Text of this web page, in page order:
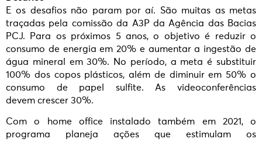
E os desafios não param por aí. São muitas as metas
traçadas pela comissão da A3P da Agência das Bacias
PCJ. Para os próximos 5 anos, o objetivo é reduzir o
consumo de energia em 20% e aumentar a ingestão de
água mineral em 30%. No período, a meta é substituir
100% dos copos plásticos, além de diminuir em 50% o
consumo de papel sulfite. As videoconferências
devem crescer 30%.
Com o home office instalado também em 2021, o
programa planeja ações que estimulam os